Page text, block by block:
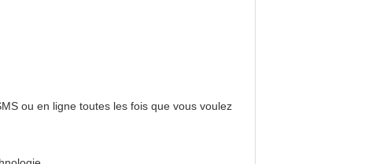
ou en ligne toutes les fois que vous voulez